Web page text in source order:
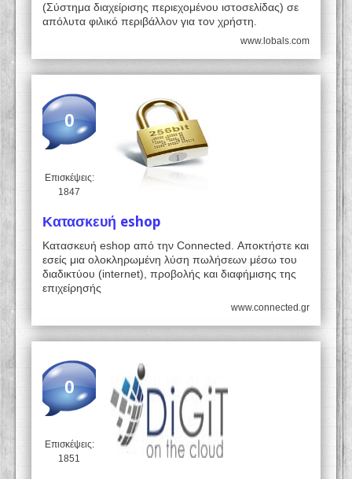
(Σύστημα διαχείρισης περιεχομένου ιστοσελίδας) σε
απόλυτα φιλικό περιβάλλον για τον χρήστη.
www.lobals.com
0
Επισκέψεις:
1847
Κατασκευή eshop
Kατασκευή eshop από την Connected. Αποκτήστε και
εσείς μια ολοκληρωμένη λύση πωλήσεων μέσω του
διαδικτύου (internet), προβολής και διαφήμισης της
επιχείρησής
www.connected.gr
0
Επισκέψεις:
1851